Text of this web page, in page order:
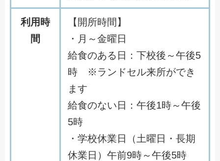
利用時
間
【開所時間】
・月～金曜日
給食のある日：下校後～午後5
時 ※ランドセル来所ができ
ます
給食のない日：午後1時～午後
5時
・学校休業日（土曜日・長期
休業日）午前9時～午後5時